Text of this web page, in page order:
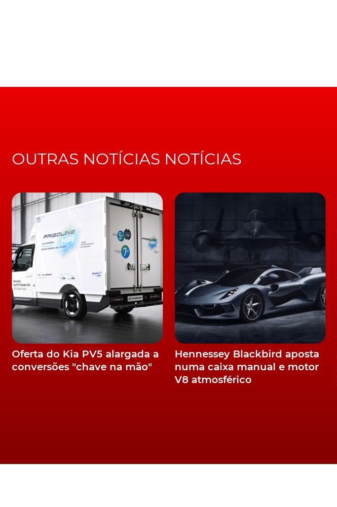
OUTRAS NOTÍCIAS NOTÍCIAS
Oferta do Kia PV5 alargada a
conversões "chave na mão"
Hennessey Blackbird aposta
numa caixa manual e motor
V8 atmosférico